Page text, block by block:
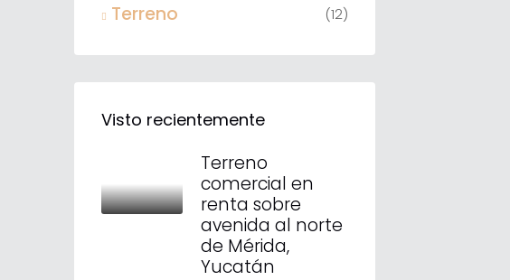
Terreno (12)
Visto recientemente
Terreno
comercial en
renta sobre
avenida al norte
de Mérida,
Yucatán